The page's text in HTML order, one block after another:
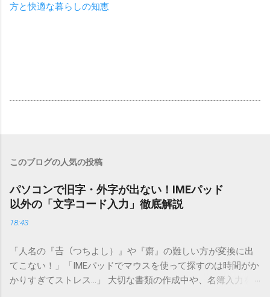
方と快適な暮らしの知恵
このブログの人気の投稿
パソコンで旧字・外字が出ない！IMEパッド
以外の「文字コード入力」徹底解説
18:43
「人名の『𠮷（つちよし）』や『齋』の難しい方が変換に出
てこない！」「IMEパッドでマウスを使って探すのは時間がか
かりすぎてストレス…」 大切な書類の作成中や、名簿入力を